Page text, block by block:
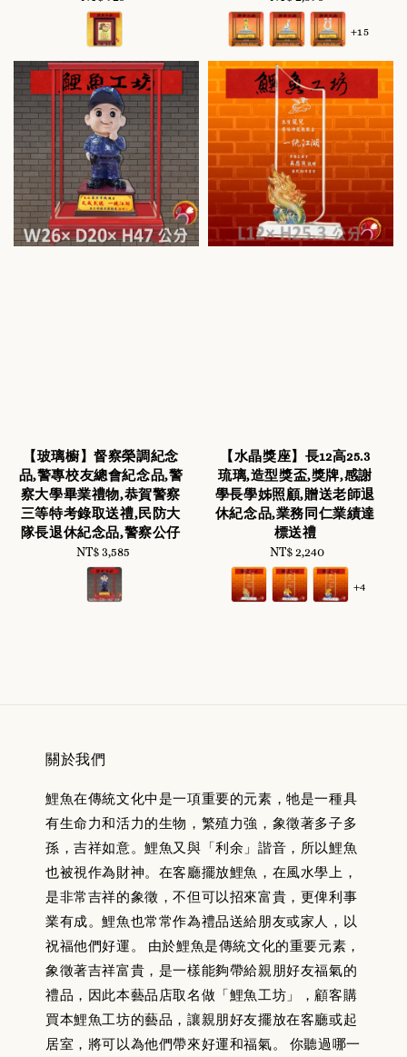
price
price
+15
【玻璃櫥】督察榮調紀念
品,警專校友總會紀念品,警
察大學畢業禮物,恭賀警察
三等特考錄取送禮,民防大
隊長退休紀念品,警察公仔
Regular
price
NT$ 3,585
【水晶獎座】長12高25.3
琉璃,造型獎盃,獎牌,感謝
學長學姊照顧,贈送老師退
休紀念品,業務同仁業績達
標送禮
Regular
price
NT$ 2,240
+4
關於我們
鯉魚在傳統文化中是一項重要的元素，牠是一種具
有生命力和活力的生物，繁殖力強，象徵著多子多
孫，吉祥如意。鯉魚又與「利余」諧音，所以鯉魚
也被視作為財神。在客廳擺放鯉魚，在風水學上，
是非常吉祥的象徵，不但可以招來富貴，更俾利事
業有成。鯉魚也常常作為禮品送給朋友或家人，以
祝福他們好運。 由於鯉魚是傳統文化的重要元素，
象徵著吉祥富貴，是一樣能夠帶給親朋好友福氣的
禮品，因此本藝品店取名做「鯉魚工坊」，顧客購
買本鯉魚工坊的藝品，讓親朋好友擺放在客廳或起
居室，將可以為他們帶來好運和福氣。 你聽過哪一